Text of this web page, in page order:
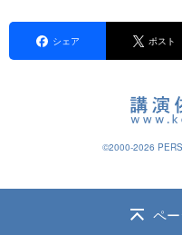
シェア ポスト
©2000-2026
ペ